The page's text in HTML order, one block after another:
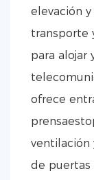
elevación
transporte
para alojar
ofrece
ventilación
de puertas